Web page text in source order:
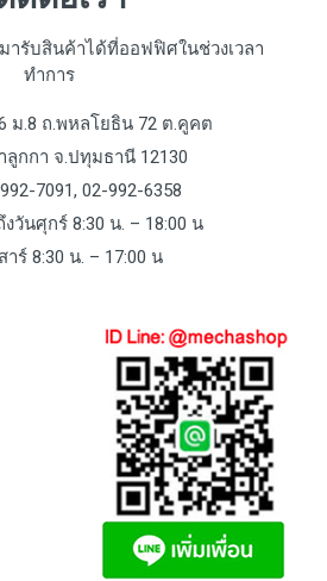
ารับสินค้าได้ที่ออฟฟิศในช่วงเวลา
ทำการ
ม.8 ถ.พหลโยธิน 72 ต.คูคต
กา จ.ปทุมธานี 12130
7091, 02-992-6358
วันศุกร์ 8:30 น. – 18:00 น
าร์ 8:30 น. – 17:00 น